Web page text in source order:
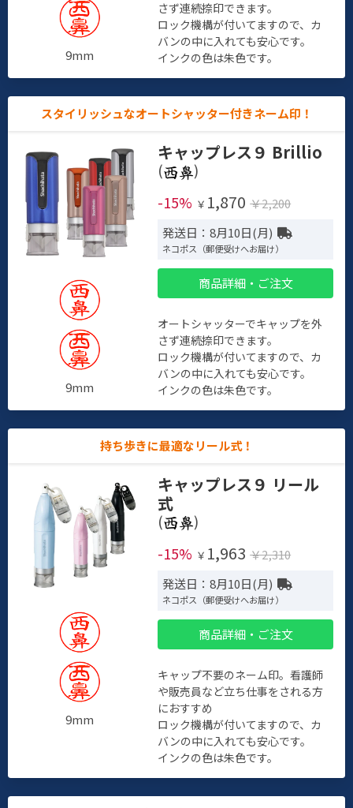
9mm
さず連続捺印できます。
ロック機構が付いてますので、カ
バンの中に入れても安心です。
インクの色は朱色です。
スタイリッシュなオートシャッター付きネーム印！
9mm
キャップレス９ Brillio
(
)
-15% ￥ 1,870 ￥2,200
発送日：8月10日(月)
ネコポス（郵便受けへお届け）
商品詳細・ご注文
オートシャッターでキャップを外
さず連続捺印できます。
ロック機構が付いてますので、カ
バンの中に入れても安心です。
インクの色は朱色です。
持ち歩きに最適なリール式！
9mm
キャップレス９ リール
式
(
)
-15% ￥ 1,963 ￥2,310
発送日：8月10日(月)
ネコポス（郵便受けへお届け）
商品詳細・ご注文
キャップ不要のネーム印。看護師
や販売員など立ち仕事をされる方
におすすめ
ロック機構が付いてますので、カ
バンの中に入れても安心です。
インクの色は朱色です。